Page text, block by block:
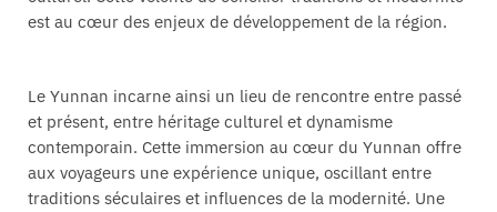
est au cœur des enjeux de développement de la région.
Le Yunnan incarne ainsi un lieu de rencontre entre passé
et présent, entre héritage culturel et dynamisme
contemporain. Cette immersion au cœur du Yunnan offre
aux voyageurs une expérience unique, oscillant entre
traditions séculaires et influences de la modernité. Une